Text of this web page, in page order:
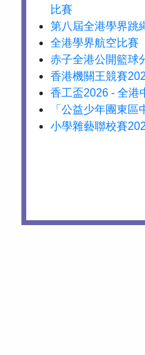
比賽
第八屆全港學界跳
全港學界航空比賽
赤子全港公開籃球
香港機關王競賽
香工盃2026 - 全港
「公益少年團東
小學雜藝聯校賽